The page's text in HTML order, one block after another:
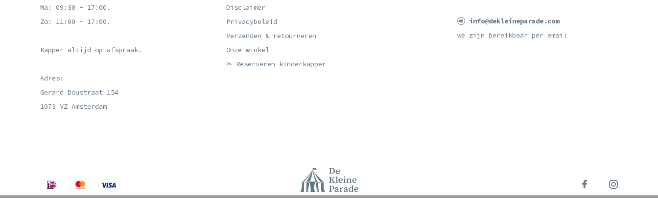
Ma: 09:30 - 17:00.
Zo: 11:00 - 17:00.
Kapper altijd op afspraak.
Adres:
Gerard Doustraat 154
1073 VZ Amsterdam
Disclaimer
Privacybeleid
Verzenden & retourneren
Onze winkel
✂ Reserveren kinderkapper
info@dekleineparade.com
we zijn bereikbaar per email